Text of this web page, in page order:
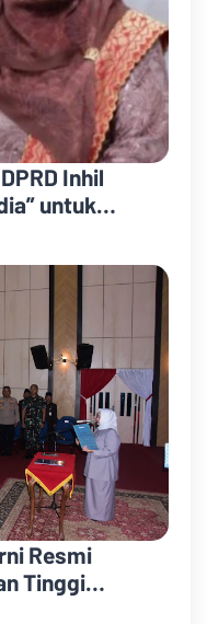
Inhil
untuk
Resmi
Tinggi